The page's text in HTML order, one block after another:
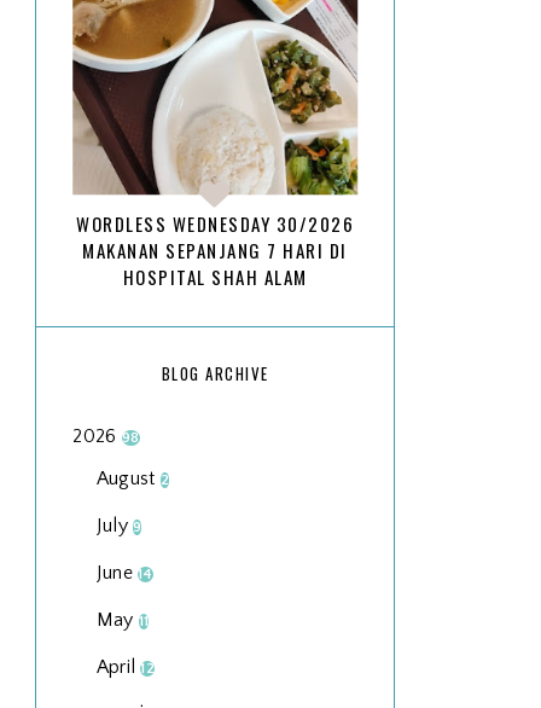
WORDLESS WEDNESDAY 30/2026
MAKANAN SEPANJANG 7 HARI DI
HOSPITAL SHAH ALAM
BLOG ARCHIVE
2026 98
August 2
July9
June14
May 11
April12